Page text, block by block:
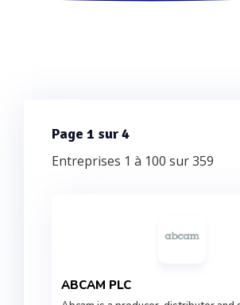
Page 1 sur 4
Entreprises 1 à 100 sur 359
ABCAM PLC